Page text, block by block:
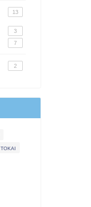
13
3
7
2
TOKAI